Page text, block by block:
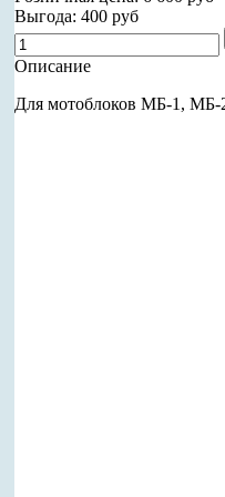
Выгода: 400 руб
Описание
Для мотоблоков МБ-1, МБ-